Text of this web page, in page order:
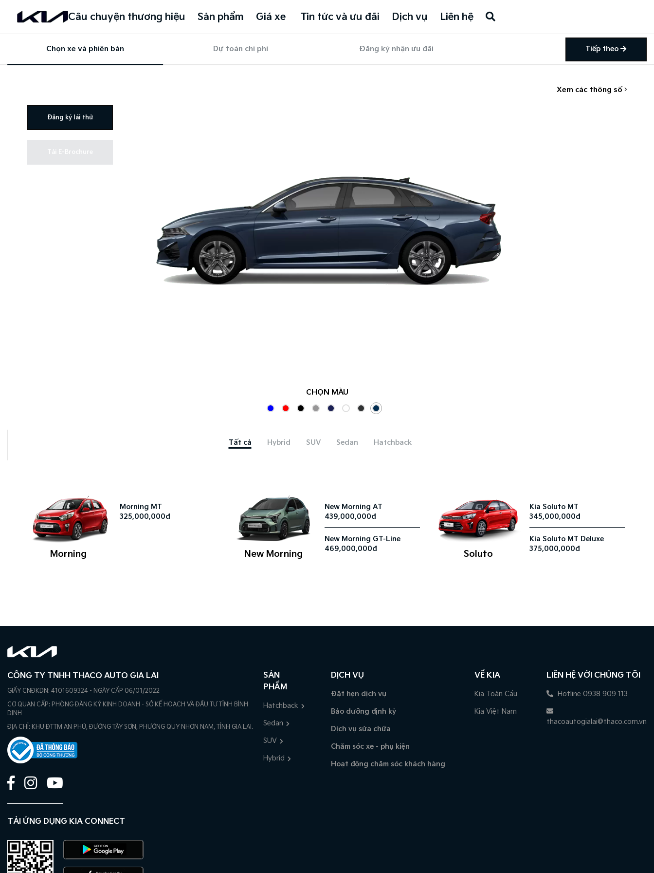
Câu chuyện thương hiệu Sản phẩm Giá xe Tin tức và ưu đãi Dịch vụ Liên hệ
Chọn xe và phiên bản Dự toán chi phí Đăng ký nhận ưu đãi Tiếp theo
Xem các thông số
Đăng ký lái thử
Tải E-Brochure
CHỌN MÀU
Tất cả Hybrid SUV Sedan Hatchback
Morning
Morning MT
325,000,000đ
New Morning
New Morning AT
439,000,000đ
New Morning GT-Line
469,000,000đ
Soluto
Kia Soluto MT
345,000,000đ
Kia Soluto MT Deluxe
375,000,000đ
CÔNG TY TNHH THACO AUTO GIA LAI
GIẤY CNĐKDN: 4101609324 - NGÀY CẤP 06/01/2022
CƠ QUAN CẤP: PHÒNG ĐĂNG KÝ KINH DOANH - SỞ KẾ HOẠCH VÀ ĐẦU TƯ TỈNH BÌNH
ĐỊNH
ĐỊA CHỈ: KHU ĐTTM AN PHÚ, ĐƯỜNG TÂY SƠN, PHƯỜNG QUY NHƠN NAM, TỈNH GIA LAI.
TẢI ỨNG DỤNG KIA CONNECT
SẢN
PHẨM
Hatchback
Sedan
SUV
Hybrid
DỊCH VỤ
Đặt hẹn dịch vụ
Bảo dưỡng định kỳ
Dịch vụ sửa chữa
Chăm sóc xe - phụ kiện
Hoạt động chăm sóc khách hàng
VỀ KIA
Kia Toàn Cầu
Kia Việt Nam
LIÊN HỆ VỚI CHÚNG TÔI
Hotline 0938 909 113
thacoautogialai@thaco.com.vn